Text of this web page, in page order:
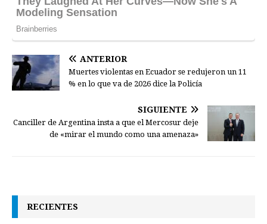
ANTERIOR
Muertes violentas en Ecuador se redujeron un 11
% en lo que va de 2026 dice la Policía
SIGUIENTE
Canciller de Argentina insta a que el Mercosur deje
de «mirar el mundo como una amenaza»
RECIENTES